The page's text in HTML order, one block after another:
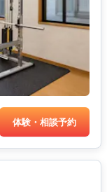
体験・相談予約